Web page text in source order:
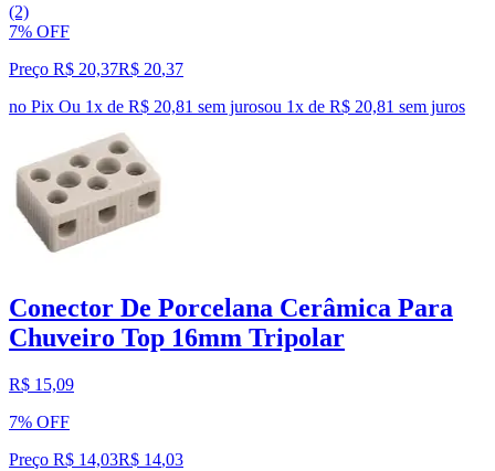
(2)
7% OFF
Preço R$ 20,37R$ 20,37
no Pix Ou 1x de R$ 20,81 sem jurosou 1x de R$ 20,81 sem juros
Conector De Porcelana Cerâmica Para
Chuveiro Top 16mm Tripolar
R$ 15,09
7% OFF
Preço R$ 14,03R$ 14,03